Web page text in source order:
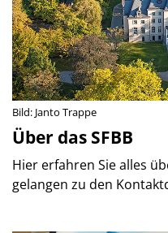
Bild: Janto Trappe
Über das SFBB
Hier erfahren Sie alles
gelangen zu den